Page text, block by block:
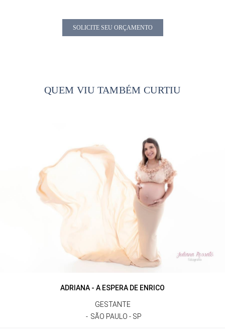
SOLICITE SEU ORÇAMENTO
QUEM VIU TAMBÉM CURTIU
ADRIANA - A ESPERA DE ENRICO
GESTANTE
SÃO PAULO - SP